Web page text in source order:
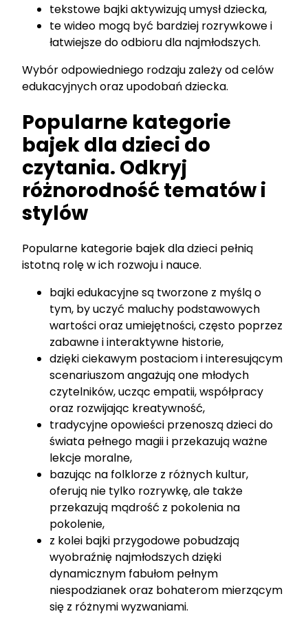
tekstowe bajki aktywizują umysł dziecka,
te wideo mogą być bardziej rozrywkowe i
łatwiejsze do odbioru dla najmłodszych.
Wybór odpowiedniego rodzaju zależy od celów
edukacyjnych oraz upodobań dziecka.
Popularne kategorie
bajek dla dzieci do
czytania. Odkryj
różnorodność tematów i
stylów
Popularne kategorie bajek dla dzieci pełnią
istotną rolę w ich rozwoju i nauce.
bajki edukacyjne są tworzone z myślą o
tym, by uczyć maluchy podstawowych
wartości oraz umiejętności, często poprzez
zabawne i interaktywne historie,
dzięki ciekawym postaciom i interesującym
scenariuszom angażują one młodych
czytelników, ucząc empatii, współpracy
oraz rozwijając kreatywność,
tradycyjne opowieści przenoszą dzieci do
świata pełnego magii i przekazują ważne
lekcje moralne,
bazując na folklorze z różnych kultur,
oferują nie tylko rozrywkę, ale także
przekazują mądrość z pokolenia na
pokolenie,
z kolei bajki przygodowe pobudzają
wyobraźnię najmłodszych dzięki
dynamicznym fabułom pełnym
niespodzianek oraz bohaterom mierzącym
się z różnymi wyzwaniami.